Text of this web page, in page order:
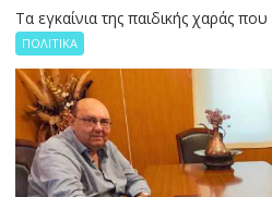
Tα εγκαίνια της παιδικής χαράς
ΠΟΛΙΤΙΚΑ